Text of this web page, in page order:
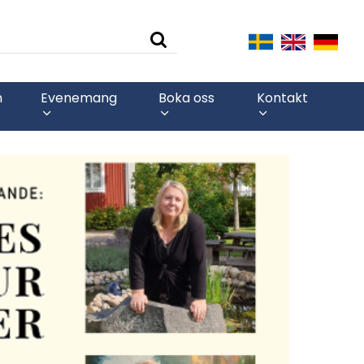
Evenemang Boka oss Kontakt